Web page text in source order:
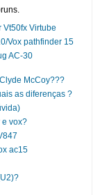
Vt50fx Virtube
Vox pathfinder 15
AC-30
McCoy???
as diferenças ?
vox?
ac15